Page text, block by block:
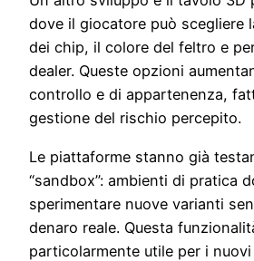
dove il giocatore può scegliere
dei chip, il colore del feltro e
dealer. Queste opzioni
controllo e di appartenenza,
gestione del rischio percepito.
Le piattaforme stanno già
“sandbox”: ambienti di pratica
sperimentare nuove varianti
denaro reale. Questa
particolarmente utile per i